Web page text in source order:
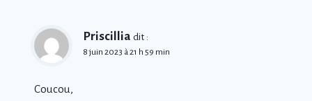
Priscillia dit :
8 juin 2023 à 21 h 59 min
Coucou,